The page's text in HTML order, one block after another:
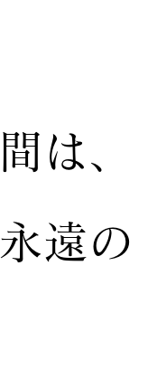
は、
遠の